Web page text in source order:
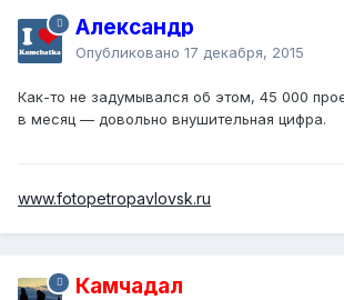
Александр
Опубликовано 17 декабря, 2015
Как-то не задумывался об этом, 45 000
в месяц — довольно внушительная цифра.
www.fotopetropavlovsk.ru
Камчадал